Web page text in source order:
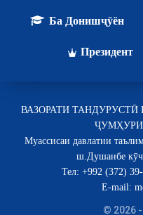
Ба Донишҷӯён
Президент
ВАЗОРАТИ
Муассисаи давлатии
ш.Душанбе
Тел: +992 (372)
E-mail:
© 2026